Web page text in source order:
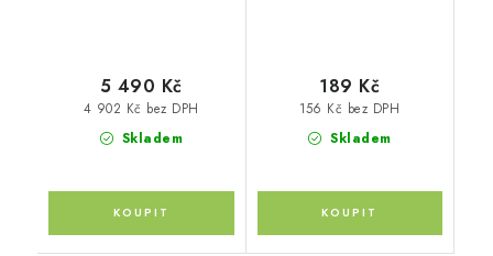
Skladem
4 902 Kč bez DPH
5 490 Kč
Skladem
156 Kč bez DPH
189 Kč